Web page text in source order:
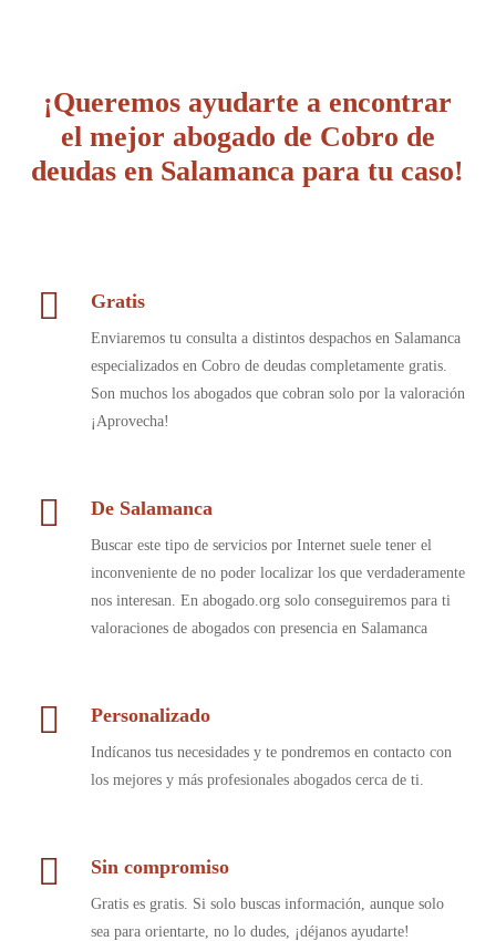
¡Queremos ayudarte a encontrar
el mejor abogado de Cobro de
deudas en Salamanca para tu caso!
Gratis
Enviaremos tu consulta a distintos despachos en Salamanca
especializados en Cobro de deudas completamente gratis.
Son muchos los abogados que cobran solo por la valoración
¡Aprovecha!
De Salamanca
Buscar este tipo de servicios por Internet suele tener el
inconveniente de no poder localizar los que verdaderamente
nos interesan. En abogado.org solo conseguiremos para ti
valoraciones de abogados con presencia en Salamanca
Personalizado
Indícanos tus necesidades y te pondremos en contacto con
los mejores y más profesionales abogados cerca de ti.
Sin compromiso
Gratis es gratis. Si solo buscas información, aunque solo
sea para orientarte, no lo dudes, ¡déjanos ayudarte!